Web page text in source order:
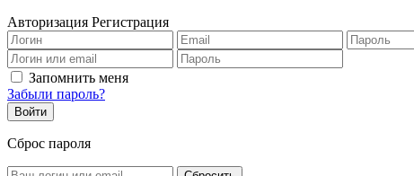
Авторизация Регистрация
Запомнить меня
Забыли пароль?
Сброс пароля